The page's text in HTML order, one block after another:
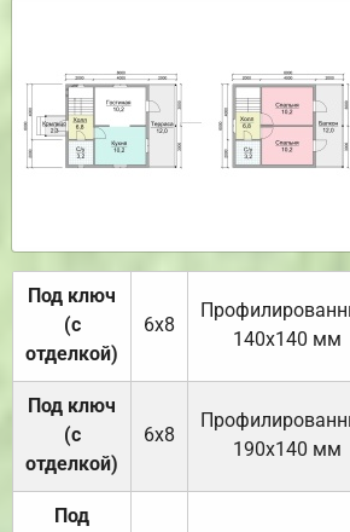
Под ключ
(с
отделкой)
6х8
140х140 мм
Под ключ
(с
отделкой)
6х8
190х140 мм
Под